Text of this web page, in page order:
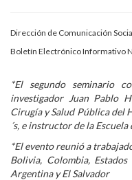
Publicaciones en línea
Acreditación Internacional
Alumnado
Aspirantes
Alumni
Dirección de Comunicación
Boletín Electrónico Informativo
*El segundo seminario
investigador Juan Pablo
Cirugía y Salud Pública del
´s, e instructor de la
*El evento reunió a
Bolivia, Colombia,
Argentina y El Salvador